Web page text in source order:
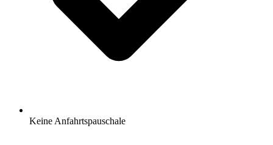
Keine Anfahrtspauschale